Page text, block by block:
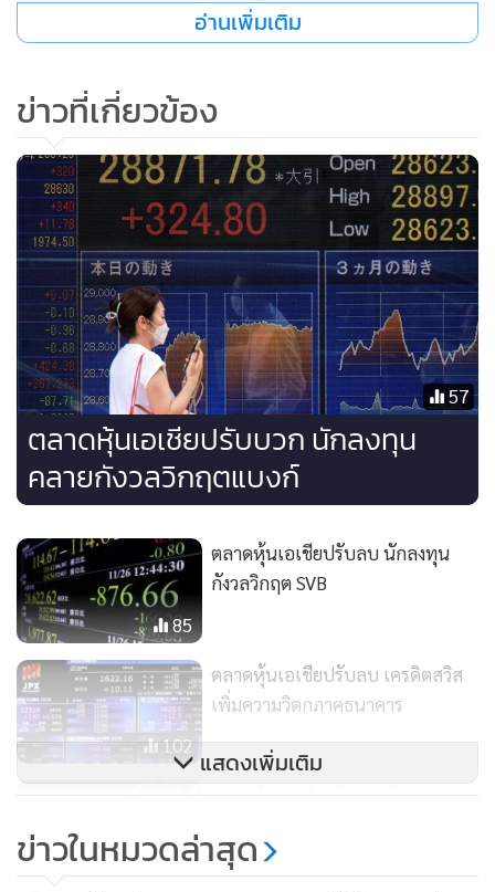
อ่านเพิ่มเติม
ข่าวที่เกี่ยวข้อง
57
ตลาดหุ้นเอเชียปรับบวก นักลงทุน
คลายกังวลวิกฤตแบงก์
85
ตลาดหุ้นเอเชียปรับลบ นักลงทุน
กังวลวิกฤต SVB
102
ตลาดหุ้นเอเชียปรับลบ เครดิตสวิส
เพิ่มความวิตกภาคธนาคาร
57
ตลาดหุ้นเอเชียปรับลบ นักลงทุน
แสดงเพิ่มเติม
ข่าวในหมวดล่าสุด